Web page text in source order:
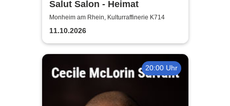
Salut Salon - Heimat
Monheim am Rhein, Kulturraffinerie K714
11.10.2026
20:00 Uhr